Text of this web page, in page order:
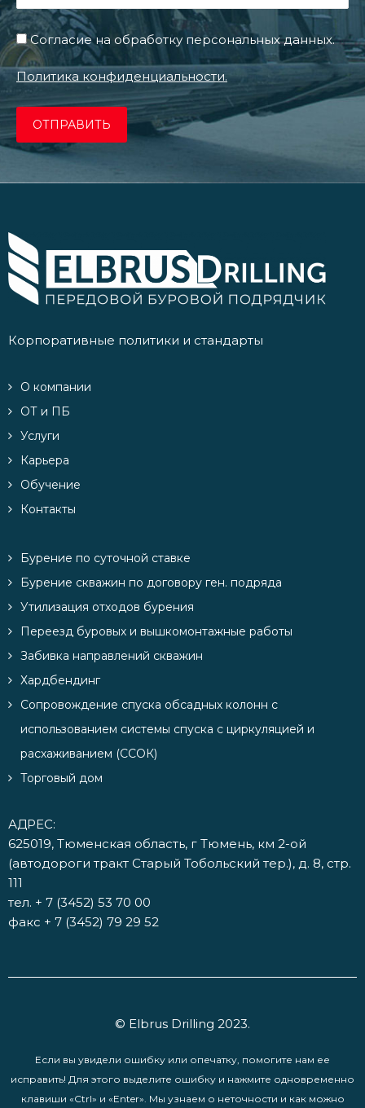
Согласие на обработку персональных данных.
Политика конфиденциальности.
Корпоративные политики и стандарты
О компании
ОТ и ПБ
Услуги
Карьера
Обучение
Контакты
Бурение по суточной ставке
Бурение скважин по договору ген. подряда
Утилизация отходов бурения
Переезд буровых и вышкомонтажные работы
Забивка направлений скважин
Хардбендинг
Сопровождение спуска обсадных колонн с
использованием системы спуска с циркуляцией и
расхаживанием (ССОК)
Торговый дом
АДРЕС:
625019, Тюменская область, г Тюмень, км 2-ой
(автодороги тракт Старый Тобольский тер.), д. 8, стр.
111
тел. + 7 (3452) 53 70 00
факс + 7 (3452) 79 29 52
© Elbrus Drilling 2023.
Если вы увидели ошибку или опечатку, помогите нам ее
исправить! Для этого выделите ошибку и нажмите одновременно
клавиши «Ctrl» и «Enter». Мы узнаем о неточности и как можно